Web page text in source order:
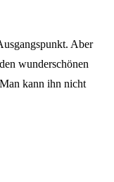
Aber
wunderschönen
kann ihn nicht